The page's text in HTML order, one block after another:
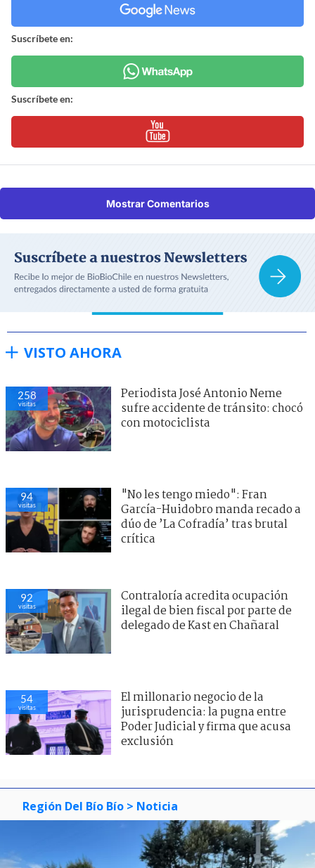
Suscríbete en:
Suscríbete en:
Mostrar Comentarios
VISTO AHORA
258
visitas
Periodista José Antonio Neme
sufre accidente de tránsito: chocó
con motociclista
94
visitas
"No les tengo miedo": Fran
García-Huidobro manda recado a
dúo de ’La Cofradía’ tras brutal
crítica
92
visitas
Contraloría acredita ocupación
ilegal de bien fiscal por parte de
delegado de Kast en Chañaral
54
visitas
El millonario negocio de la
jurisprudencia: la pugna entre
Poder Judicial y firma que acusa
exclusión
Región Del Bío Bío > Noticia